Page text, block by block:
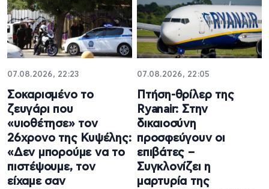
07.08.2026, 22:23
Σοκαρισμένο το
ζευγάρι που
«υιοθέτησε» τον
26χρονο της Κυψέλης:
«Δεν μπορούμε να το
πιστέψουμε, τον
είχαμε σαν
07.08.2026, 22:05
Πτήση-θρίλερ της
Ryanair: Στην
δικαιοσύνη
προσφεύγουν οι
επιβάτες –
Συγκλονίζει η
μαρτυρία της